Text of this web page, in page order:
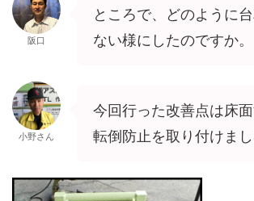
阪口
ところで、どのように
ない様にしたのですか。
小野さん
今回行った改善点は床
転倒防止を取り付けまし